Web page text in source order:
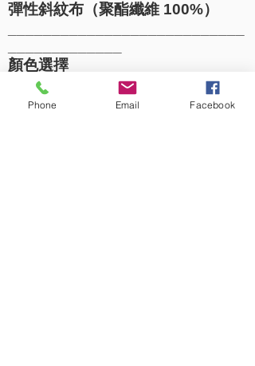
彈性斜紋布（聚酯纖維 100%）
顏色選擇
• 白色/粉色 (LW102-12)
• 白色/藍色 (LW102-13)
Phone Email Facebook